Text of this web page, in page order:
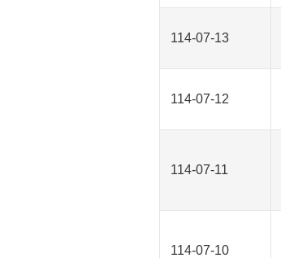
114-07-13
114-07-12
114-07-11
114-07-10